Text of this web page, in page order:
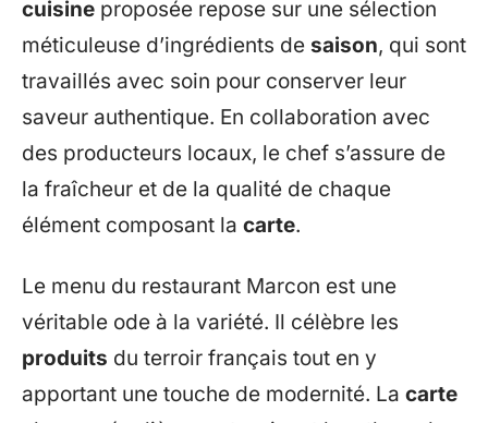
cuisine proposée repose sur une sélection
méticuleuse d’ingrédients de saison, qui sont
travaillés avec soin pour conserver leur
saveur authentique. En collaboration avec
des producteurs locaux, le chef s’assure de
la fraîcheur et de la qualité de chaque
élément composant la carte.
Le menu du restaurant Marcon est une
véritable ode à la variété. Il célèbre les
produits du terroir français tout en y
apportant une touche de modernité. La carte